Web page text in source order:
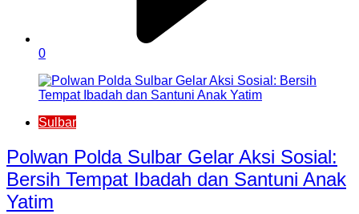
0
Sulbar
Polwan Polda Sulbar Gelar Aksi Sosial:
Bersih Tempat Ibadah dan Santuni Anak
Yatim